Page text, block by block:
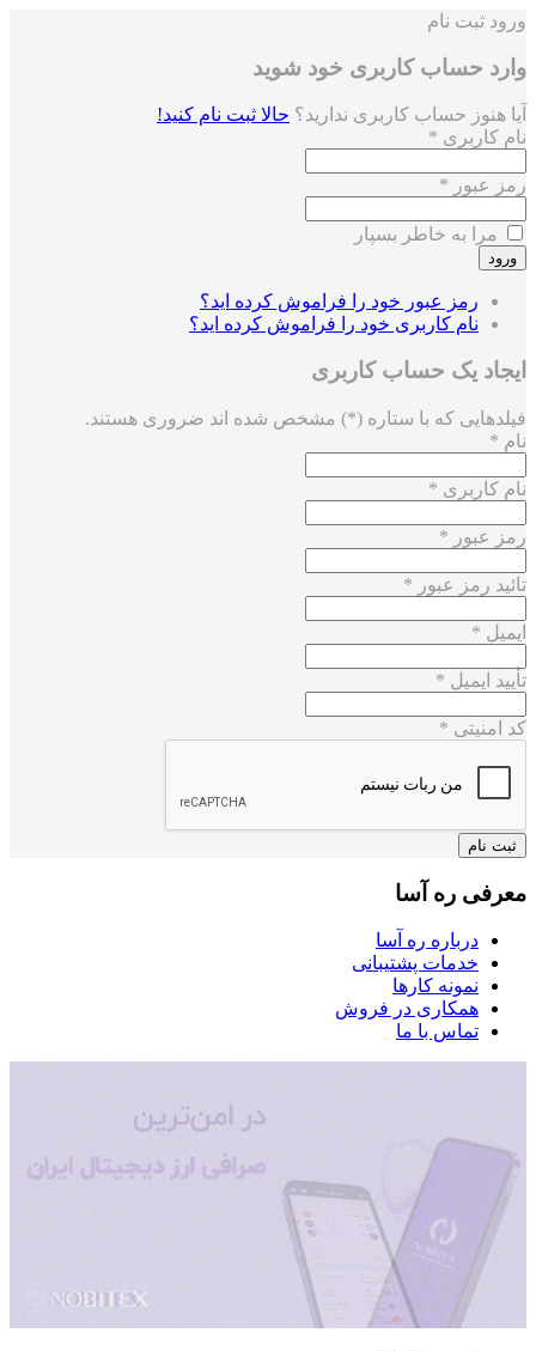
ورود ثبت نام
وارد حساب کاربری خود شوید
آیا هنوز حساب کاربری ندارید؟ حالا ثبت نام کنید!
نام کاربری *
رمز عبور *
مرا به خاطر بسپار
رمز عبور خود را فراموش کرده اید؟
نام کاربری خود را فراموش کرده اید؟
ایجاد یک حساب کاربری
فیلدهایی که با ستاره (*) مشخص شده اند ضروری هستند.
نام *
نام کاربری *
رمز عبور *
تائید رمز عبور *
ایمیل *
تأیید ایمیل *
کد امنیتی *
ثبت نام
معرفی ره آسا
درباره ره آسا
خدمات پشتیبانی
نمونه کارها
همکاری در فروش
تماس با ما